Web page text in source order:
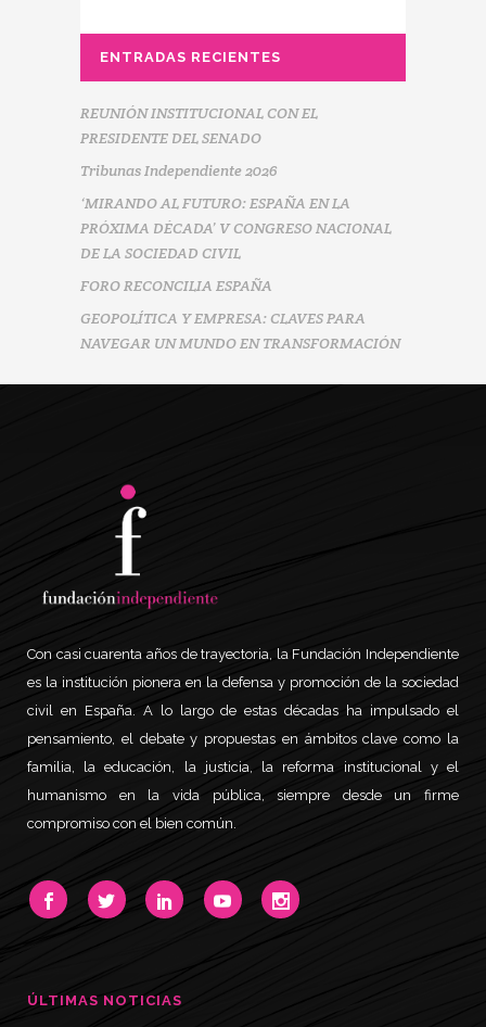
ENTRADAS RECIENTES
REUNIÓN INSTITUCIONAL CON EL
PRESIDENTE DEL SENADO
Tribunas Independiente 2026
‘MIRANDO AL FUTURO: ESPAÑA EN LA
PRÓXIMA DÉCADA’ V CONGRESO NACIONAL
DE LA SOCIEDAD CIVIL
FORO RECONCILIA ESPAÑA
GEOPOLÍTICA Y EMPRESA: CLAVES PARA
NAVEGAR UN MUNDO EN TRANSFORMACIÓN
Con casi cuarenta años de trayectoria, la Fundación Independiente
es la institución pionera en la defensa y promoción de la sociedad
civil en España. A lo largo de estas décadas ha impulsado el
pensamiento, el debate y propuestas en ámbitos clave como la
familia, la educación, la justicia, la reforma institucional y el
humanismo en la vida pública, siempre desde un firme
compromiso con el bien común.
ÚLTIMAS NOTICIAS